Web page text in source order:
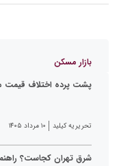
بازار مسکن
پشت پرده اختلاف قیمت
تحریریه کیلید ۱۰ مرداد ۱۴۰۵
شرق تهران کجاست؟